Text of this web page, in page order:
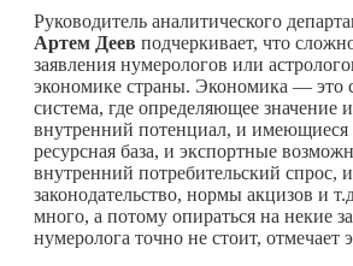
Руководитель аналитического
Артем Деев подчеркивает, что
заявления нумерологов или
экономике страны. Экономика — это
система, где определяющее значение
внутренний потенциал, и
ресурсная база, и экспортные
внутренний потребительский спрос,
законодательство, нормы акцизов и
много, а потому опираться на некие
нумеролога точно не стоит, отмечает